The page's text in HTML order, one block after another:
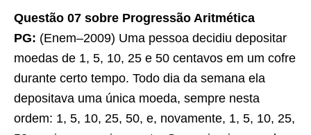
Questão 07 sobre Progressão Aritmética
PG: (Enem–2009) Uma pessoa decidiu depositar
moedas de 1, 5, 10, 25 e 50 centavos em um cofre
durante certo tempo. Todo dia da semana ela
depositava uma única moeda, sempre nesta
ordem: 1, 5, 10, 25, 50, e, novamente, 1, 5, 10, 25,